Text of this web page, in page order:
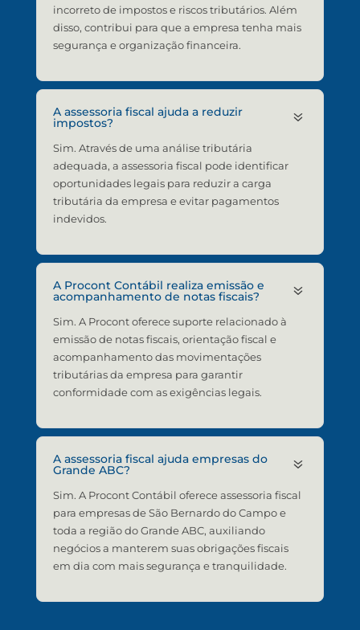
incorreto de impostos e riscos tributários. Além
disso, contribui para que a empresa tenha mais
segurança e organização financeira.
A assessoria fiscal ajuda a reduzir
impostos? 7
Sim. Através de uma análise tributária
adequada, a assessoria fiscal pode identificar
oportunidades legais para reduzir a carga
tributária da empresa e evitar pagamentos
indevidos.
A Procont Contábil realiza emissão e
acompanhamento de notas fiscais? 7
Sim. A Procont oferece suporte relacionado à
emissão de notas fiscais, orientação fiscal e
acompanhamento das movimentações
tributárias da empresa para garantir
conformidade com as exigências legais.
A assessoria fiscal ajuda empresas do
Grande ABC? 7
Sim. A Procont Contábil oferece assessoria fiscal
para empresas de São Bernardo do Campo e
toda a região do Grande ABC, auxiliando
negócios a manterem suas obrigações fiscais
em dia com mais segurança e tranquilidade.